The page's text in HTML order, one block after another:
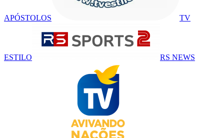
APÓSTOLOS TV
ESTILO RS NEWS